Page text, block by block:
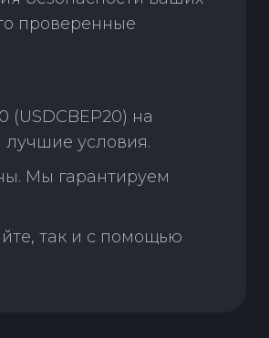
проверенные
на
условия.
Мы гарантируем
так и с помощью